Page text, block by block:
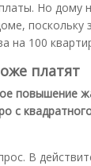
Но дому
поскольку
на 100
платят
повышение
с
В